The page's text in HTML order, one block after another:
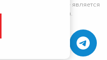
и не является
Статьи 437 ГК РФ).
Моторс Клуб